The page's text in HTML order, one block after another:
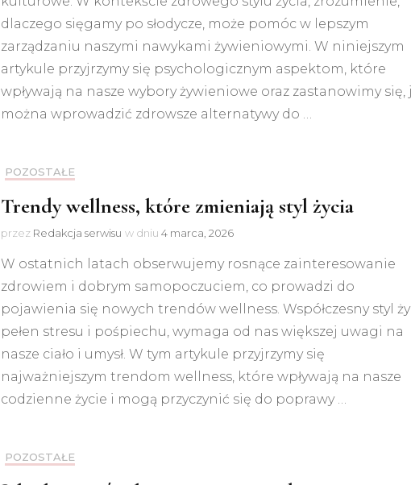
dlaczego sięgamy po słodycze, może pomóc w lepszym
zarządzaniu naszymi nawykami żywieniowymi. W niniejszym
artykule przyjrzymy się psychologicznym aspektom, które
wpływają na nasze wybory żywieniowe oraz zastanowimy się,
można wprowadzić zdrowsze alternatywy do …
POZOSTAŁE
Trendy wellness, które zmieniają styl życia
przez Redakcja serwisu w dniu 4 marca, 2026
W ostatnich latach obserwujemy rosnące zainteresowanie
zdrowiem i dobrym samopoczuciem, co prowadzi do
pojawienia się nowych trendów wellness. Współczesny styl
pełen stresu i pośpiechu, wymaga od nas większej uwagi na
nasze ciało i umysł. W tym artykule przyjrzymy się
najważniejszym trendom wellness, które wpływają na nasze
codzienne życie i mogą przyczynić się do poprawy …
POZOSTAŁE